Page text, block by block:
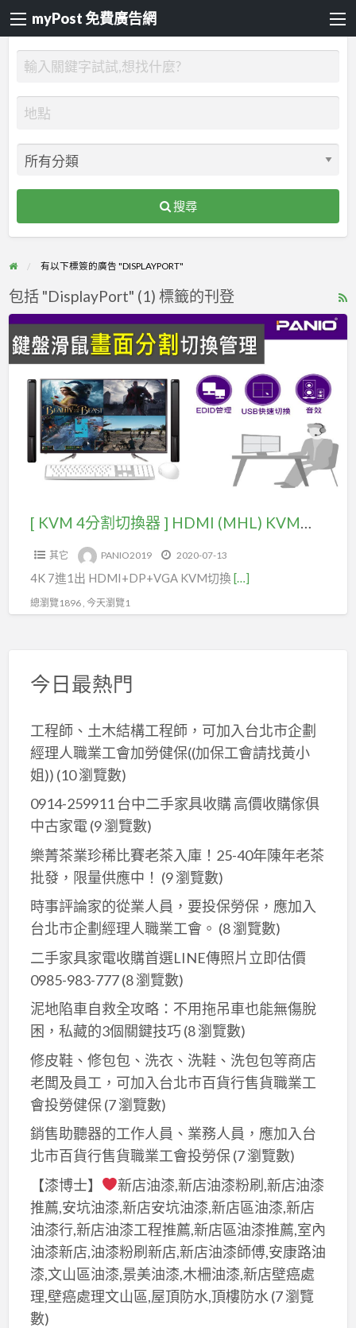
myPost 免費廣告網
搜尋
有以下標簽的廣告 "DISPLAYPORT"
包括 "DisplayPort" (1) 標籤的刊登
[
KVM
4
HDMI
KVM
CQ7101K)
[ KVM 4分割切換器 ] HDMI (MHL) KVM鍵盤滑鼠畫面分割切換管理(型號CQ7101K)
其它 PANIO2019 2020-07-13
4K 7進1出 HDMI+DP+VGA KVM切換[…]
總瀏覽1896 , 今天瀏覽1
今日最熱門
工程師、土木結構工程師，可加入台北市企劃
經理人職業工會加勞健保((加保工會請找黃小
姐)) (10 瀏覽數)
0914-259911 台中二手家具收購 高價收購傢俱
中古家電(9 瀏覽數)
樂菁茶業珍稀比賽老茶入庫！25-40年陳年老茶
批發，限量供應中！ (9 瀏覽數)
時事評論家的從業人員，要投保勞保，應加入
台北市企劃經理人職業工會。 (8 瀏覽數)
二手家具家電收購首選LINE傳照片立即估價
0985-983-777(8 瀏覽數)
泥地陷車自救全攻略：不用拖吊車也能無傷脫
困，私藏的3個關鍵技巧(8 瀏覽數)
修皮鞋、修包包、洗衣、洗鞋、洗包包等商店
老闆及員工，可加入台北巿百貨行售貨職業工
會投勞健保(7 瀏覽數)
銷售助聽器的工作人員、業務人員，應加入台
北市百貨行售貨職業工會投勞保(7 瀏覽數)
【漆博士】
新店油漆,新店油漆粉刷,新店油漆
推薦,安坑油漆,新店安坑油漆,新店區油漆,新店
油漆行,新店油漆工程推薦,新店區油漆推薦,室內
油漆新店,油漆粉刷新店,新店油漆師傅,安康路油
漆,文山區油漆,景美油漆,木柵油漆,新店壁癌處
理,壁癌處理文山區,屋頂防水,頂樓防水(7 瀏覽
數)